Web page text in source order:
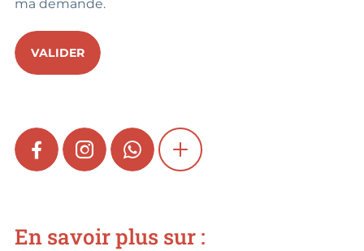
ma demande.
VALIDER
FACEBOOKINSTAGRAMWHATSAPPSHOW MORE
En savoir plus sur :